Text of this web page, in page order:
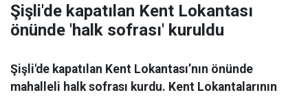
Şişli'de kapatılan Kent Lokantası
önünde 'halk sofrası' kuruldu
Şişli'de kapatılan Kent Lokantası’nın önünde
mahalleli halk sofrası kurdu. Kent Lokantalarının